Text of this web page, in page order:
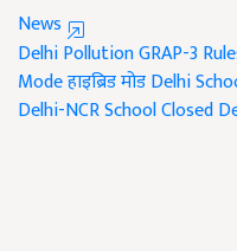
News
Delhi PollutionGRAP-3
Modeहाइब्रिड मोडDelhi
Delhi-NCR School Closed